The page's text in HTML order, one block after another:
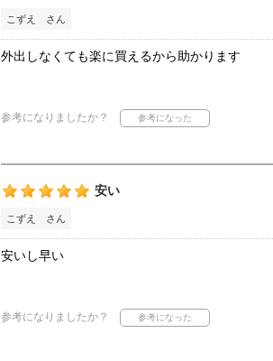
こずえ さん
外出しなくても楽に買えるから助かります
参考になりましたか？
安い
こずえ さん
安いし早い
参考になりましたか？